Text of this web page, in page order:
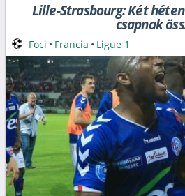
Lille-Strasbourg: Két
csapnak
Foci • Francia • Ligue 1